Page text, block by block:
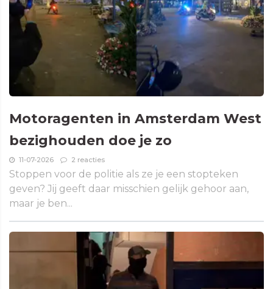
Motoragenten in Amsterdam West
bezighouden doe je zo
11-07-2026 2 reacties
Stoppen voor de politie als ze je een stopteken
geven? Jij geeft daar misschien gelijk gehoor aan,
maar je ben...